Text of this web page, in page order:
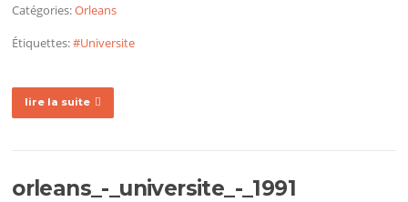
Catégories:Orleans
Étiquettes:#Universite
lire la suite
orleans_-_universite_-_1991